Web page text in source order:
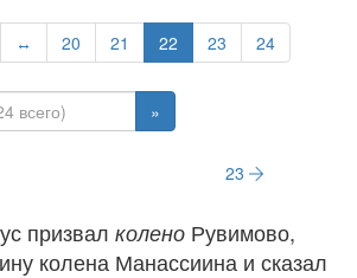
↔ 20 21 22 23 24
»
23
призвал колено Рувимово,
колена Манассиина и сказал